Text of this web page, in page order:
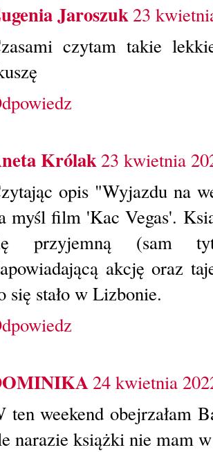
Jaroszuk23
czytam takie
Królak23 kwietnia
opis "Wyjazdu na
myśl film 'Kac Vegas'.
przyjemną (sam
akcję oraz
się stało w Lizbonie.
24 kwietnia
ten weekend obejrzałam
narazie książki nie mam